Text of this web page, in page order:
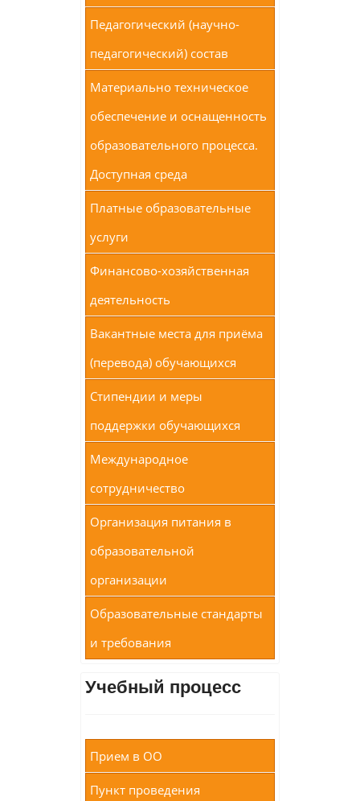
Педагогический (научно-
педагогический) состав
Материально техническое
обеспечение и оснащенность
образовательного процесса.
Доступная среда
Платные образовательные
услуги
Финансово-хозяйственная
деятельность
Вакантные места для приёма
(перевода) обучающихся
Стипендии и меры
поддержки обучающихся
Международное
сотрудничество
Организация питания в
образовательной
организации
Образовательные стандарты
и требования
Учебный процесс
Прием в ОО
Пункт проведения